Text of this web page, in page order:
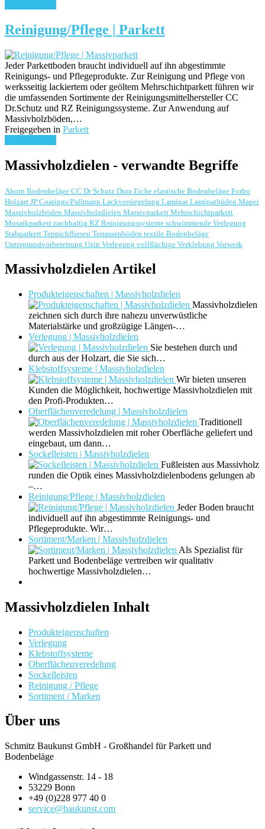
Reinigung/Pflege | Parkett
Jeder Parkettboden braucht individuell auf ihn abgestimmte
Reinigungs- und Pflegeprodukte. Zur Reinigung und Pflege von
werksseitig lackiertem oder geöltem Mehrschichtparkett führen wir
die umfassenden Sortimente der Reinigungsmittelhersteller CC
Dr.Schutz und RZ Reinigungssysteme. Zur Anwendung auf
Massivholzböden,…
Freigegeben in Parkett
Massivholzdielen - verwandte Begriffe
Ahorn Bodenbeläge CC Dr Schutz Dura Eiche elastische Bodenbeläge Forbo
Holzart JP Coatings/Pallmann Lackversiegelung Laminat Laminatböden Mapei
Massivholzböden Massivholzdielen Massivparkett Mehrschichtparkett
Mosaikparkett nachhaltig RZ Reinigungssysteme schwimmende Verlegung
Stabparkett Teppichfliesen Terrassenböden textile Bodenbeläge
Untergrundvorbereitung Uzin Verlegung vollflächige Verklebung Vorwerk
Massivholzdielen Artikel
Produkteigenschaften | Massivholzdielen
Massivholzdielen
zeichnen sich durch ihre nahezu unverwüstliche
Materialstärke und großzügige Längen-…
Verlegung | Massivholzdielen
Sie bestehen durch und
durch aus der Holzart, die Sie sich…
Klebstoffsysteme | Massivholzdielen
Wir bieten unseren
Kunden die Möglichkeit, hochwertige Massivholzdielen mit
den Profi-Produkten…
Oberflächenveredelung | Massivholzdielen
Traditionell
werden Massivholzdielen mit roher Oberfläche geliefert und
eingebaut, um dann…
Sockelleisten | Massivholzdielen
Fußleisten aus Massivholz
runden die Optik eines Massivholzdielenbodens gelungen ab
–…
Reinigung/Pflege | Massivholzdielen
Jeder Boden braucht
individuell auf ihn abgestimmte Reinigungs- und
Pflegeprodukte. Wir…
Sortiment/Marken | Massivholzdielen
Als Spezialist für
Parkett und Bodenbeläge vertreiben wir qualitativ
hochwertige Massivholzdielen…
Massivholzdielen Inhalt
Produkteigenschaften
Verlegung
Klebstoffsysteme
Oberflächenveredelung
Sockelleisten
Reinigung / Pflege
Sortiment / Marken
Über uns
Schmitz Baukunst GmbH - Großhandel für Parkett und
Bodenbeläge
Windgassenstr. 14 - 18
53229 Bonn
+49 (0)228 977 40 0
service@baukunst.com